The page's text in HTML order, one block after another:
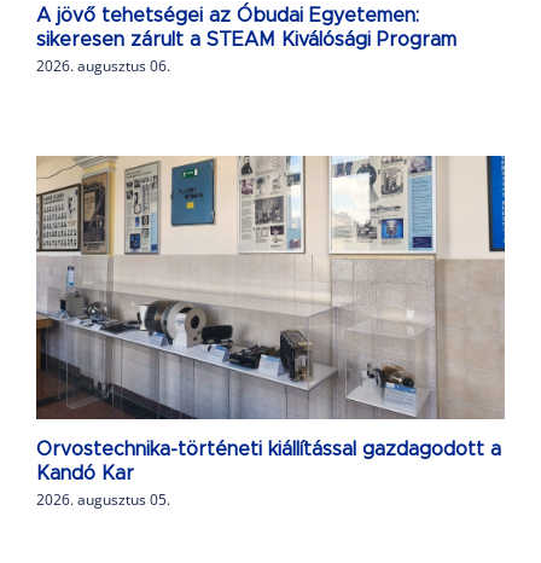
A jövő tehetségei az Óbudai Egyetemen:
sikeresen zárult a STEAM Kiválósági Program
2026. augusztus 06.
Orvostechnika-történeti kiállítással gazdagodott a
Kandó Kar
2026. augusztus 05.